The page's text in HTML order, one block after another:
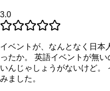
3.0
イベントが、なんとなく日本
ったか。 英語イベントが無
いんじゃしょうがないけど。
みました。